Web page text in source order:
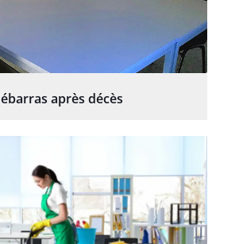
après décès